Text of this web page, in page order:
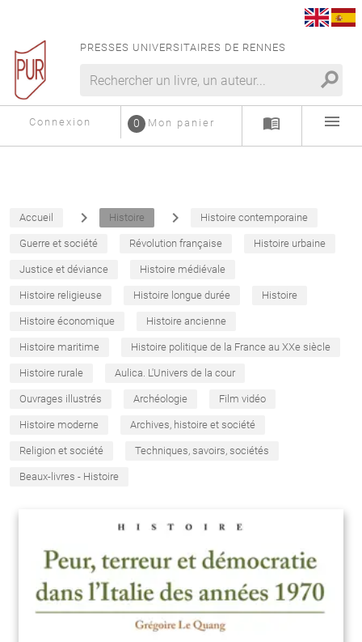
PRESSES UNIVERSITAIRES DE RENNES
search
Connexion Mon panier
0 menu_book menu
Accueil navigate_next Histoire navigate_next Histoire contemporaine
Guerre et société Révolution française Histoire urbaine
Justice et déviance Histoire médiévale
Histoire religieuse Histoire longue durée Histoire
Histoire économique Histoire ancienne
Histoire maritime Histoire politique de la France au XXe siècle
Histoire rurale Aulica. L'Univers de la cour
Ouvrages illustrés Archéologie Film vidéo
Histoire moderne Archives, histoire et société
Religion et société Techniques, savoirs, sociétés
Beaux-livres - Histoire